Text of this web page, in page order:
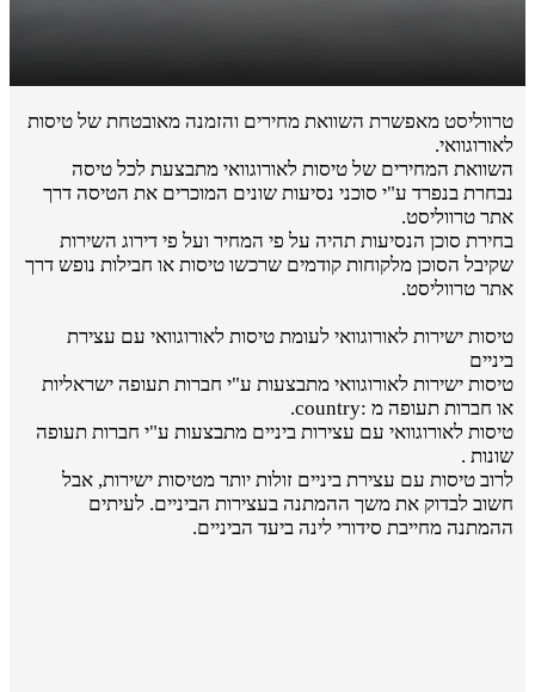
טרווליסט מאפשרת השוואת מחירים והזמנה מאובטחת של טיסות
לאורוגוואי.
השוואת המחירים של טיסות לאורוגוואי מתבצעת לכל טיסה
נבחרת בנפרד ע"י סוכני נסיעות שונים המוכרים את הטיסה דרך
אתר טרווליסט.
בחירת סוכן הנסיעות תהיה על פי המחיר ועל פי דירוג השירות
שקיבל הסוכן מלקוחות קודמים שרכשו טיסות או חבילות נופש דרך
אתר טרווליסט.
טיסות ישירות לאורוגוואי לעומת טיסות לאורוגוואי עם עצירת
ביניים
טיסות ישירות לאורוגוואי מתבצעות ע"י חברות תעופה ישראליות
או חברות תעופה מ :country.
טיסות לאורוגוואי עם עצירות ביניים מתבצעות ע"י חברות תעופה
שונות .
לרוב טיסות עם עצירת ביניים זולות יותר מטיסות ישירות, אבל
חשוב לבדוק את משך ההמתנה בעצירות הביניים. לעיתים
ההמתנה מחייבת סידורי לינה ביעד הביניים.